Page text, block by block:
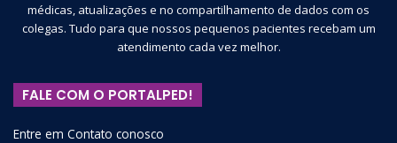
médicas, atualizações e no compartilhamento de dados com os
colegas. Tudo para que nossos pequenos pacientes recebam um
atendimento cada vez melhor.
FALE COM O PORTALPED!
Entre em Contato conosco